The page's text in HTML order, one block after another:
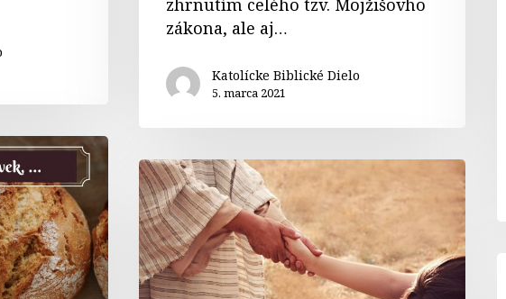
zhrnutím celého tzv. Mojžišovho
zákona, ale aj…
Katolícke Biblické Dielo
5. marca 2021
Komentáre
k
textom
na
6.
nedeľu